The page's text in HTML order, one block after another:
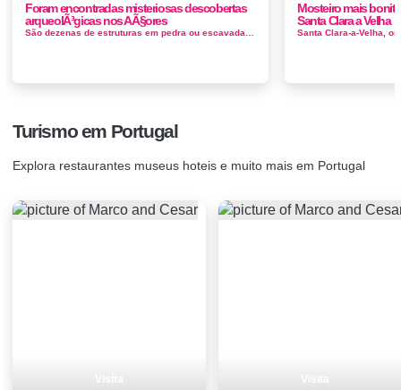
Foram encontradas misteriosas descobertas
arqueolÃ³gicas nos AÃ§ores
São dezenas de estruturas em pedra ou escavadas na rocha encontradas em várias ilhas dos Açores e estão a gerar pol&eacu...
Mosteiro mais
Santa Clara a Velha
Turismo em Portugal
Explora restaurantes museus hoteis e muito mais em Portugal